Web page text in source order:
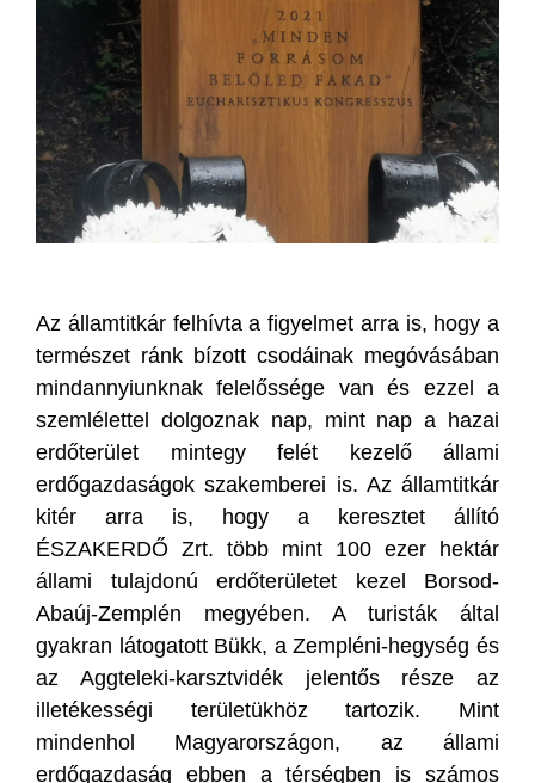
Az államtitkár felhívta a figyelmet arra is, hogy a
természet ránk bízott csodáinak megóvásában
mindannyiunknak felelőssége van és ezzel a
szemlélettel dolgoznak nap, mint nap a hazai
erdőterület mintegy felét kezelő állami
erdőgazdaságok szakemberei is. Az államtitkár
kitér arra is, hogy a keresztet állító
ÉSZAKERDŐ Zrt. több mint 100 ezer hektár
állami tulajdonú erdőterületet kezel Borsod-
Abaúj-Zemplén megyében. A turisták által
gyakran látogatott Bükk, a Zempléni-hegység és
az Aggteleki-karsztvidék jelentős része az
illetékességi területükhöz tartozik. Mint
mindenhol Magyarországon, az állami
erdőgazdaság ebben a térségben is számos